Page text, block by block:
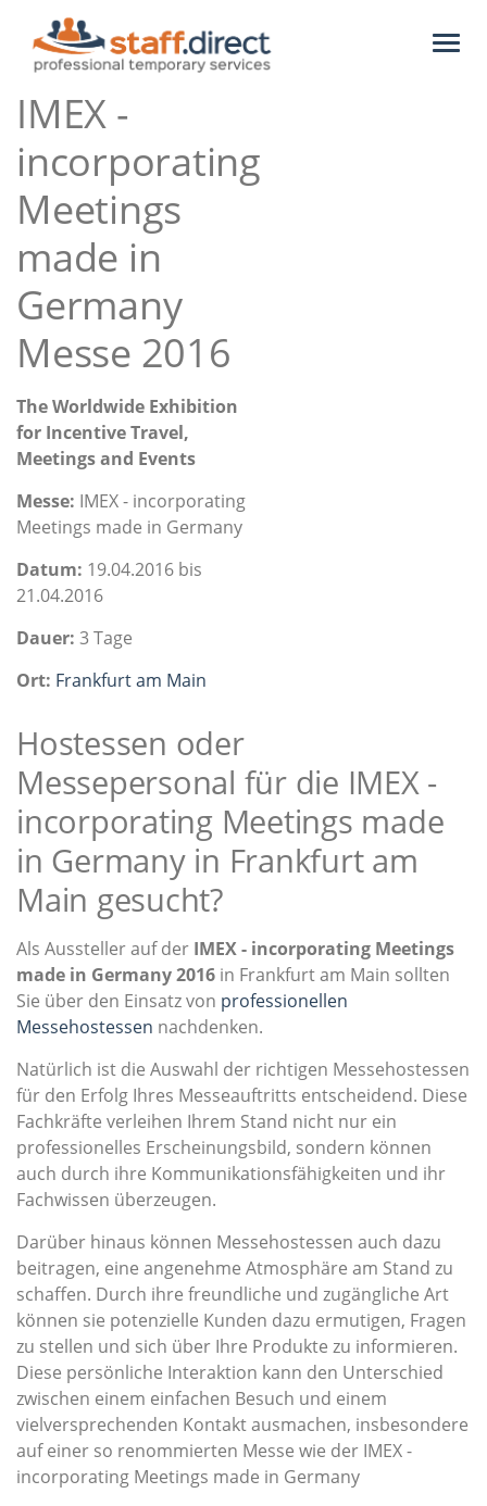
Toggle
IMEX -
incorporating
Meetings
made in
Germany
Messe 2016
The Worldwide Exhibition
for Incentive Travel,
Meetings and Events
Messe: IMEX - incorporating
Meetings made in Germany
Datum: 19.04.2016 bis
21.04.2016
Dauer: 3 Tage
Ort: Frankfurt am Main
Hostessen oder
Messepersonal für die IMEX -
incorporating Meetings made
in Germany in Frankfurt am
Main gesucht?
Als Aussteller auf der IMEX - incorporating Meetings
made in Germany 2016 in Frankfurt am Main sollten
Sie über den Einsatz von professionellen
Messehostessen nachdenken.
Natürlich ist die Auswahl der richtigen Messehostessen
für den Erfolg Ihres Messeauftritts entscheidend. Diese
Fachkräfte verleihen Ihrem Stand nicht nur ein
professionelles Erscheinungsbild, sondern können
auch durch ihre Kommunikationsfähigkeiten und ihr
Fachwissen überzeugen.
Darüber hinaus können Messehostessen auch dazu
beitragen, eine angenehme Atmosphäre am Stand zu
schaffen. Durch ihre freundliche und zugängliche Art
können sie potenzielle Kunden dazu ermutigen, Fragen
zu stellen und sich über Ihre Produkte zu informieren.
Diese persönliche Interaktion kann den Unterschied
zwischen einem einfachen Besuch und einem
vielversprechenden Kontakt ausmachen, insbesondere
auf einer so renommierten Messe wie der IMEX -
incorporating Meetings made in Germany